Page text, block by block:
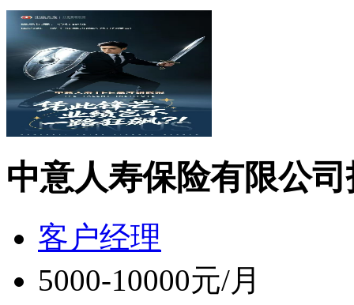
中意人寿保险有限公
客户经理
5000-10000元/月